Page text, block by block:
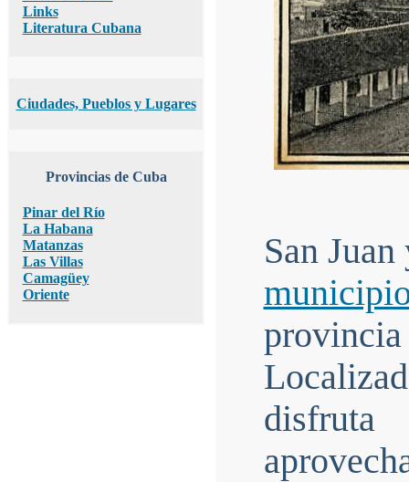
Links
Literatura Cubana
Ciudades, Pueblos y Lugares
Provincias de Cuba
Pinar del Río
La Habana
Matanzas
Las Villas
Camagüey
Oriente
San